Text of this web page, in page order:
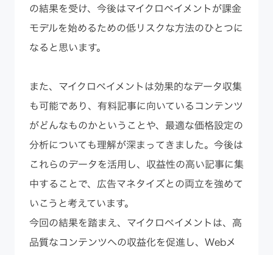
の結果を受け、今後はマイクロペイメントが課金
モデルを始めるための低リスクな方法のひとつに
なると思います。
また、マイクロペイメントは効果的なデータ収集
も可能であり、有料記事に向いているコンテンツ
がどんなものかということや、最適な価格設定の
分析についても理解が深まってきました。今後は
これらのデータを活用し、収益性の高い記事に集
中することで、広告マネタイズとの両立を強めて
いこうと考えています。
今回の結果を踏まえ、マイクロペイメントは、高
品質なコンテンツへの収益化を促進し、Webメ